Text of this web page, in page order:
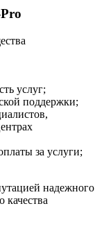
услуг;
поддержки;
за услуги;
надежного
качества